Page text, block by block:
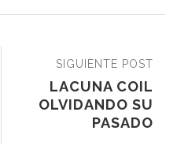
SIGUIENTE POST
LACUNA COIL
OLVIDANDO SU
PASADO